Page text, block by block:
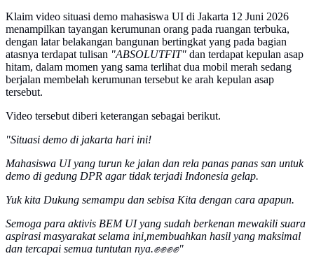
Klaim video situasi demo mahasiswa UI di Jakarta 12 Juni 2026
menampilkan tayangan kerumunan orang pada ruangan terbuka,
dengan latar belakangan bangunan bertingkat yang pada bagian
atasnya terdapat tulisan "ABSOLUTFIT" dan terdapat kepulan asap
hitam, dalam momen yang sama terlihat dua mobil merah sedang
berjalan membelah kerumunan tersebut ke arah kepulan asap
tersebut.
Video tersebut diberi keterangan sebagai berikut.
"Situasi demo di jakarta hari ini!
Mahasiswa UI yang turun ke jalan dan rela panas panas san untuk
demo di gedung DPR agar tidak terjadi Indonesia gelap.
Yuk kita Dukung semampu dan sebisa Kita dengan cara apapun.
Semoga para aktivis BEM UI yang sudah berkenan mewakili suara
aspirasi masyarakat selama ini,membuahkan hasil yang maksimal
dan tercapai semua tuntutan nya.✊✊✊✊"